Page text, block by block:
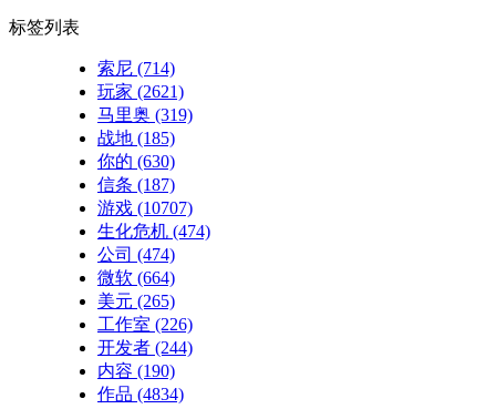
标签列表
索尼 (714)
玩家 (2621)
马里奥 (319)
战地 (185)
你的 (630)
信条 (187)
游戏 (10707)
生化危机 (474)
公司 (474)
微软 (664)
美元 (265)
工作室 (226)
开发者 (244)
内容 (190)
作品 (4834)